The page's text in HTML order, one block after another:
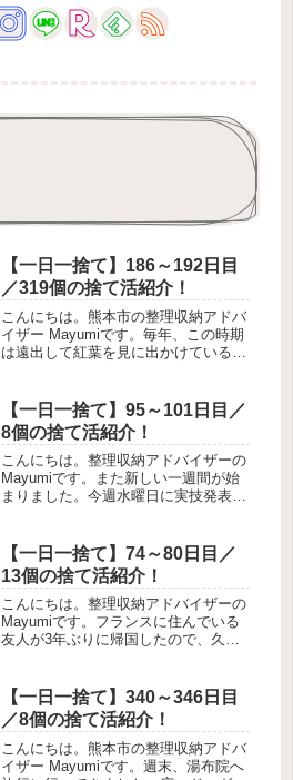
【一日一捨て】186～192日目
／319個の捨て活紹介！
こんにちは。熊本市の整理収納アドバ
イザー Mayumiです。毎年、この時期
は遠出して紅葉を見に出かけているの
になっている近所の公園で毎日紅葉を
楽しんでいます。今週末こそはど...
【一日一捨て】95～101日目／
8個の捨て活紹介！
こんにちは。整理収納アドバイザーの
Mayumiです。また新しい一週間が始
まりました。今週水曜日に実技発表を
日間ありますので、しっかりと準備し
て臨みたいと思います。それでは先...
【一日一捨て】74～80日目／
13個の捨て活紹介！
こんにちは。整理収納アドバイザーの
Mayumiです。フランスに住んでいる
友人が3年ぶりに帰国したので、久々
報告して。楽しい時間はあっという間
に過ぎますね。彼女とは普段全く連...
【一日一捨て】340～346日目
／8個の捨て活紹介！
こんにちは。熊本市の整理収納アドバ
イザー Mayumiです。週末、湯布院へ